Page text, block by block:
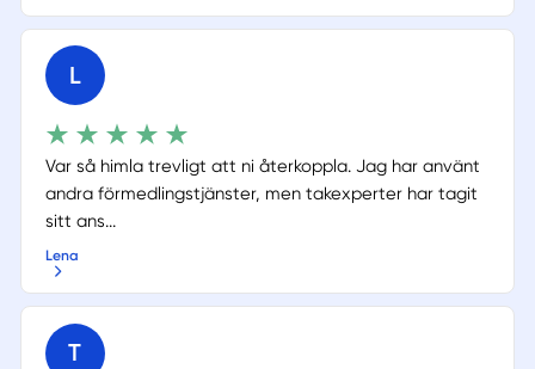
L
Var så himla trevligt att ni återkoppla. Jag har använt
andra förmedlingstjänster, men takexperter har tagit
sitt ans...
Lena
T